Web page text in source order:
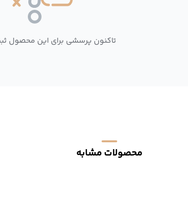
تاکنون پرسشی برای این محصول
محصولات مشابه